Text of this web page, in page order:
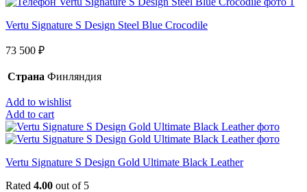
Vertu Signature S Design Steel Blue Crocodile
73 500 ₽
Страна Финляндия
Add to wishlist
Add to cart
Vertu Signature S Design Gold Ultimate Black Leather
Rated 4.00 out of 5